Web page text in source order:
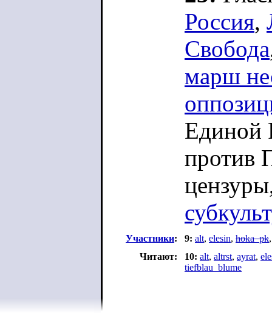
Россия,
Свобода
марш
Единой
против
Участники: 9: alt, elesin, hoka_pk
Читают:
10: alt, altrst, ayrat,
tiefblau_blume